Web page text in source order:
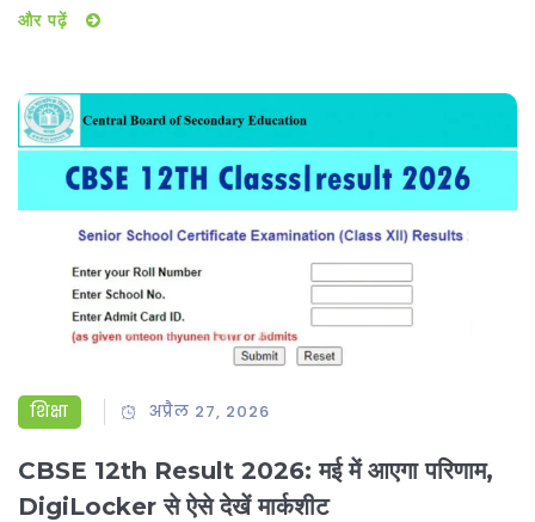
और पढ़ें
शिक्षा अप्रैल 27, 2026
CBSE 12th Result 2026: मई में आएगा परिणाम,
DigiLocker से ऐसे देखें मार्कशीट